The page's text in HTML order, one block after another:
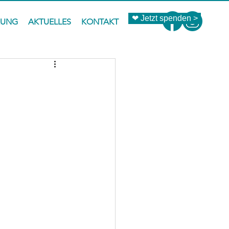
AKTUELLES KONTAKT ❤ Jetzt spenden >